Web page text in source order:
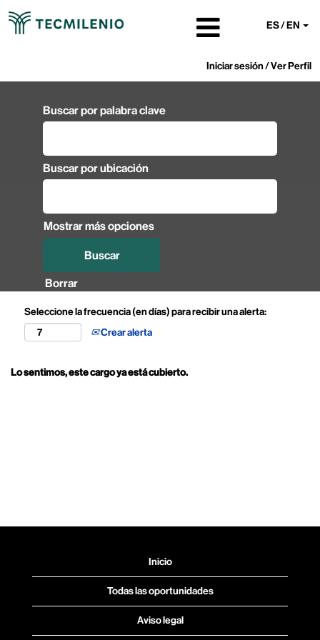
ES / EN
Iniciar sesión / Ver Perfil
Buscar por palabra clave
Buscar por ubicación
Mostrar más opciones
Borrar
Seleccione la frecuencia (en días) para recibir una alerta:
Crear alerta
Lo sentimos, este cargo ya está cubierto.
Inicio
Todas las oportunidades
Aviso legal